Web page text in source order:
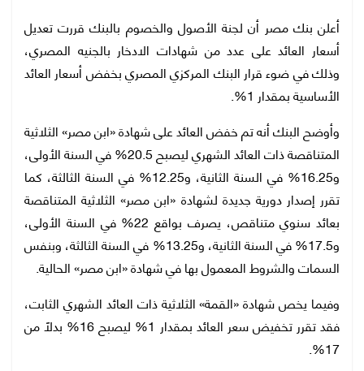
أعلن بنك مصر أن لجنة الأصول والخصوم بالبنك قررت تعديل
أسعار العائد على عدد من شهادات الادخار بالجنيه المصري،
وذلك في ضوء قرار البنك المركزي المصري بخفض أسعار العائد
الأساسية بمقدار 1%.
وأوضح البنك أنه تم خفض العائد على شهادة «ابن مصر» الثلاثية
المتناقصة ذات العائد الشهري ليصبح 20.5% في السنة الأولى،
و16.25% في السنة الثانية، و12.25% في السنة الثالثة، كما
تقرر إصدار دورية جديدة لشهادة «ابن مصر» الثلاثية المتناقصة
بعائد سنوي متناقص، يصرف بواقع 22% في السنة الأولى،
و17.5% في السنة الثانية، و13.25% في السنة الثالثة، وبنفس
السمات والشروط المعمول بها في شهادة «ابن مصر» الحالية.
وفيما يخص شهادة «القمة» الثلاثية ذات العائد الشهري الثابت،
فقد تقرر تخفيض سعر العائد بمقدار 1% ليصبح 16% بدلًا من
17%.